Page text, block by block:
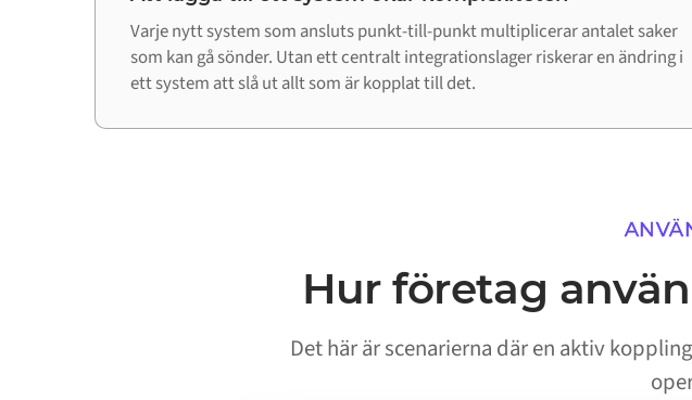
Varje nytt system som ansluts punkt-till-punkt multiplicerar antalet saker
som kan gå sönder. Utan ett centralt integrationslager riskerar en ändring i
ett system att slå ut allt som är kopplat till det.
Hur företag
Det här är scenarierna där en aktiv